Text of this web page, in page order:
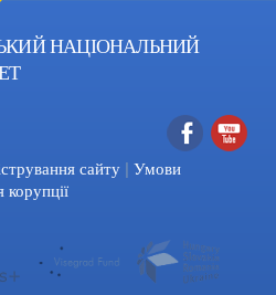
НАЦІОНАЛЬНИЙ
Facebook
сайту | Умови
корупції